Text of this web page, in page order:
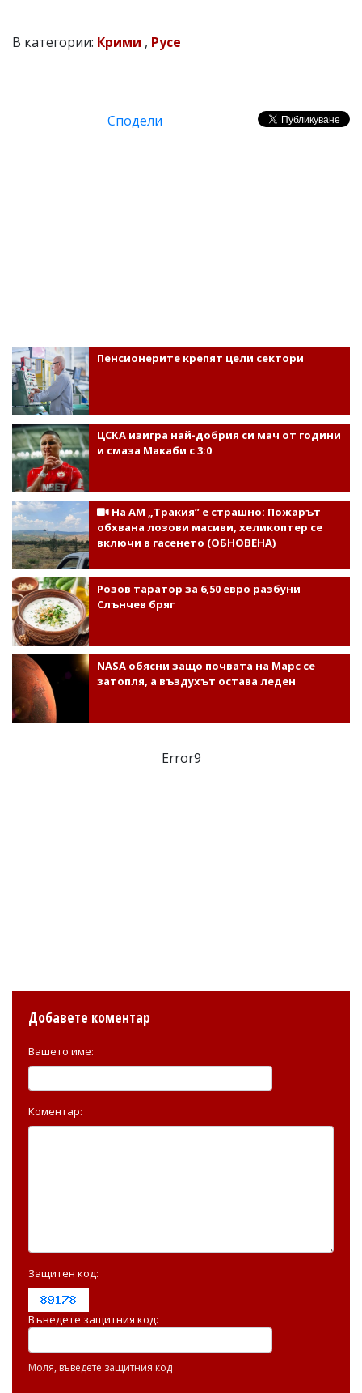
В категории: Крими , Русе
Сподели
Пенсионерите крепят цели сектори
ЦСКА изигра най-добрия си мач от години
и смаза Макаби с 3:0
На АМ „Тракия” е страшно: Пожарът
обхвана лозови масиви, хеликоптер се
включи в гасенето (ОБНОВЕНА)
Розов таратор за 6,50 евро разбуни
Слънчев бряг
NASA обясни защо почвата на Марс се
затопля, а въздухът остава леден
Error9
Добавете коментар
Вашето име:
Коментар:
Защитен код:
Въведете защитния код:
Моля, въведете защитния код